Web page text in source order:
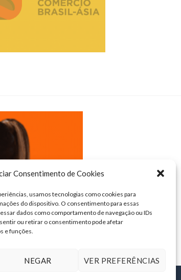
Consentimento de Cookies
usamos tecnologias como cookies para
do dispositivo. O consentimento para essas
dados como comportamento de navegação ou IDs
ou retirar o consentimento pode afetar
e funções.
NEGAR VER PREFERÊNCIAS